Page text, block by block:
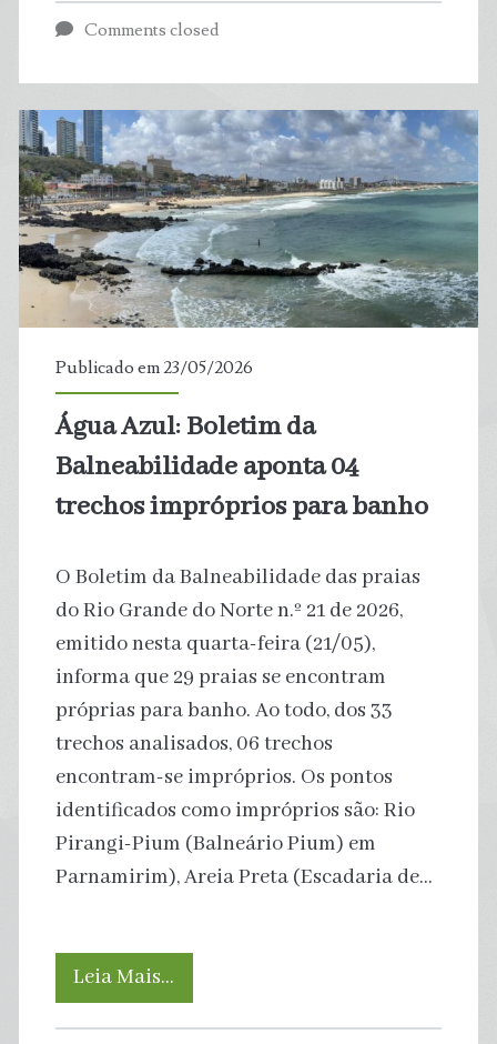
climática
urbana
Comments closed
Publicado em 23/05/2026
Água Azul: Boletim da
Balneabilidade aponta 04
trechos impróprios para banho
O Boletim da Balneabilidade das praias
do Rio Grande do Norte n.º 21 de 2026,
emitido nesta quarta-feira (21/05),
informa que 29 praias se encontram
próprias para banho. Ao todo, dos 33
trechos analisados, 06 trechos
encontram-se impróprios. Os pontos
identificados como impróprios são: Rio
Pirangi-Pium (Balneário Pium) em
Parnamirim), Areia Preta (Escadaria de…
Leia Mais…
Azul: